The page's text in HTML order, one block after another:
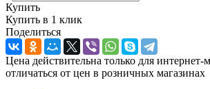
Купить
Купить в 1 клик
Поделиться
Цена действительна только для интернет-
отличаться от цен в розничных магазинах